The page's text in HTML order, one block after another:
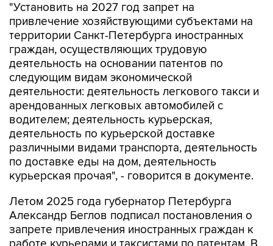
"Установить на 2027 год запрет на
привлечение хозяйствующими субъектами на
территории Санкт-Петербурга иностранных
граждан, осуществляющих трудовую
деятельность на основании патентов по
следующим видам экономической
деятельности: деятельность легкового такси и
арендованных легковых автомобилей с
водителем; деятельность курьерская,
деятельность по курьерской доставке
различными видами транспорта, деятельность
по доставке еды на дом, деятельность
курьерская прочая", - говорится в документе.
Летом 2025 года губернатор Петербурга
Александр Беглов подписал постановления о
запрете привлечения иностранных граждан к